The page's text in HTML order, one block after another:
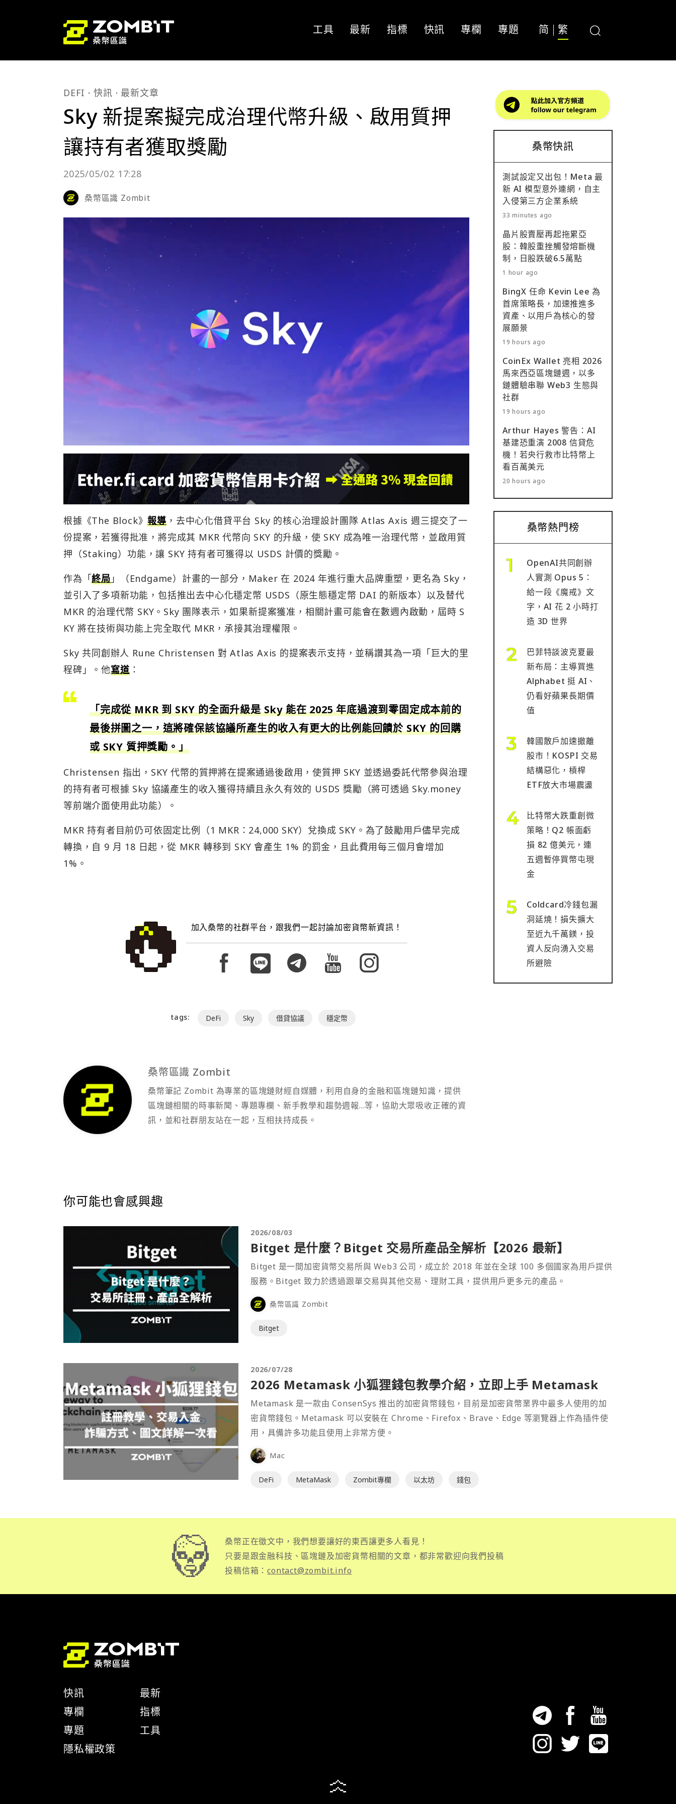
工具 最新 指標 快訊 專欄 專題 简 繁
DEFI 快訊 最新文章
Sky 新提案擬完成治理代幣升級、啟用質押
讓持有者獲取獎勵
2025/05/02 17:28
桑幣區識 Zombit
根據《The Block》報導 ，去中心化借貸平台 Sky 的核心治理設計團隊 Atlas Axis 週三提交了一
份提案，若獲得批准，將完成其 MKR 代幣向 SKY 的升級，使 SKY 成為唯一治理代幣，並啟用質
押（Staking）功能，讓 SKY 持有者可獲得以 USDS 計價的獎勵。
作為「終局 」（Endgame）計畫的一部分，Maker 在 2024 年進行重大品牌重塑，更名為 Sky，
並引入了多項新功能，包括推出去中心化穩定幣 USDS（原生態穩定幣 DAI 的新版本）以及替代
MKR 的治理代幣 SKY。Sky 團隊表示，如果新提案獲准，相關計畫可能會在數週內啟動，屆時 S
KY 將在技術與功能上完全取代 MKR，承接其治理權限。
Sky 共同創辦人 Rune Christensen 對 Atlas Axis 的提案表示支持，並稱讚其為一項「巨大的里
程碑」。他寫道：
「完成從 MKR 到 SKY 的全面升級是 Sky 能在 2025 年底過渡到零固定成本前的
最後拼圖之一，這將確保該協議所產生的收入有更大的比例能回饋於 SKY 的回購
或 SKY 質押獎勵。」
Christensen 指出，SKY 代幣的質押將在提案通過後啟用，使質押 SKY 並透過委託代幣參與治理
的持有者可根據 Sky 協議產生的收入獲得持續且永久有效的 USDS 獎勵（將可透過 Sky.money
等前端介面使用此功能）。
MKR 持有者目前仍可依固定比例（1 MKR：24,000 SKY）兌換成 SKY。為了鼓勵用戶儘早完成
轉換，自 9 月 18 日起，從 MKR 轉移到 SKY 會產生 1% 的罰金，且此費用每三個月會增加
1%。
加入桑幣的社群平台，跟我們一起討論加密貨幣新資訊！
tags: DeFi Sky 借貸協議 穩定幣
桑幣區識 Zombit
桑幣筆記 Zombit 為專業的區塊鏈財經自媒體，利用自身的金融和區塊鏈知識，提供
區塊鏈相關的時事新聞、專題專欄、新手教學和趨勢週報...等，協助大眾吸收正確的資
訊，並和社群朋友站在一起，互相扶持成長。
桑幣快訊
測試設定又出包！Meta 最
新 AI 模型意外連網，自主
入侵第三方企業系統
33 minutes ago
晶片股賣壓再起拖累亞
股：韓股重挫觸發熔斷機
制，日股跌破6.5萬點
1 hour ago
BingX 任命 Kevin Lee 為
首席策略長，加速推進多
資產、以用戶為核心的發
展願景
19 hours ago
CoinEx Wallet 亮相 2026
馬來西亞區塊鏈週，以多
鏈體驗串聯 Web3 生態與
社群
19 hours ago
Arthur Hayes 警告：AI
基建恐重演 2008 信貸危
機！若央行救市比特幣上
看百萬美元
20 hours ago
桑幣熱門榜
OpenAI共同創辦
人實測 Opus 5：
給一段《魔戒》文
字，AI 花 2 小時打
造 3D 世界
巴菲特談波克夏最
新布局：主導買進
Alphabet 挺 AI、
仍看好蘋果長期價
值
韓國散戶加速撤離
股市！KOSPI 交易
結構惡化，槓桿
ETF放大市場震盪
比特幣大跌重創微
策略！Q2 帳面虧
損 82 億美元，連
五週暫停買幣屯現
金
Coldcard冷錢包漏
洞延燒！損失擴大
至近九千萬鎂，投
資人反向湧入交易
所避險
你可能也會感興趣
2026/08/03
Bitget 是什麼？Bitget 交易所產品全解析【2026 最新】
Bitget 是一間加密貨幣交易所與 Web3 公司，成立於 2018 年並在全球 100 多個國家為用戶提供
服務。Bitget 致力於透過跟單交易與其他交易、理財工具，提供用戶更多元的產品。
桑幣區識 Zombit
Bitget
2026/07/28
2026 Metamask 小狐狸錢包教學介紹，立即上手 Metamask
Metamask 是一款由 ConsenSys 推出的加密貨幣錢包，目前是加密貨幣業界中最多人使用的加
密貨幣錢包。Metamask 可以安裝在 Chrome、Firefox、Brave、Edge 等瀏覽器上作為插件使
用，具備許多功能且使用上非常方便。
Mac
DeFi MetaMask Zombit專欄 以太坊 錢包
桑幣正在徵文中，我們想要讓好的東西讓更多人看見！
只要是跟金融科技、區塊鏈及加密貨幣相關的文章，都非常歡迎向我們投稿
投稿信箱：contact@zombit.info
快訊
專欄
專題
隱私權政策
最新
指標
工具